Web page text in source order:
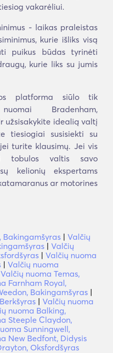
vakarėliui.
- laikas praleistas
kurie išliks visą
puikus būdas tyrinėti
kurie liks su jumis
platforma siūlo tik
Bradenham,
užsisakykite idealią valtį
tiesiogiai susisiekti su
turite klausimų. Jei vis
tobulos valtis savo
kelionių ekspertams
ar motorines
Bakingamšyras | Valčių
| Valčių
| Valčių nuoma
| Valčių nuoma
Valčių nuoma Temas,
Farnham Royal,
Bakingamšyras |
| Valčių nuoma
nuoma Balking,
Steeple Claydon,
Sunningwell,
New Bedfont, Didysis
Oksfordšyras